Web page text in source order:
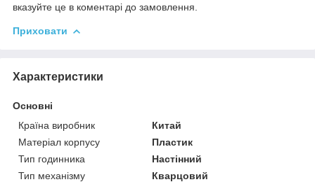
вказуйте це в коментарі до замовлення.
Приховати
Характеристики
Основні
Країна виробник
Китай
Матеріал корпусу
Пластик
Тип годинника
Настінний
Тип механізму
Кварцовий